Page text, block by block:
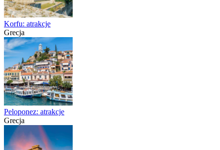
Korfu: atrakcje
Grecja
Peloponez: atrakcje
Grecja